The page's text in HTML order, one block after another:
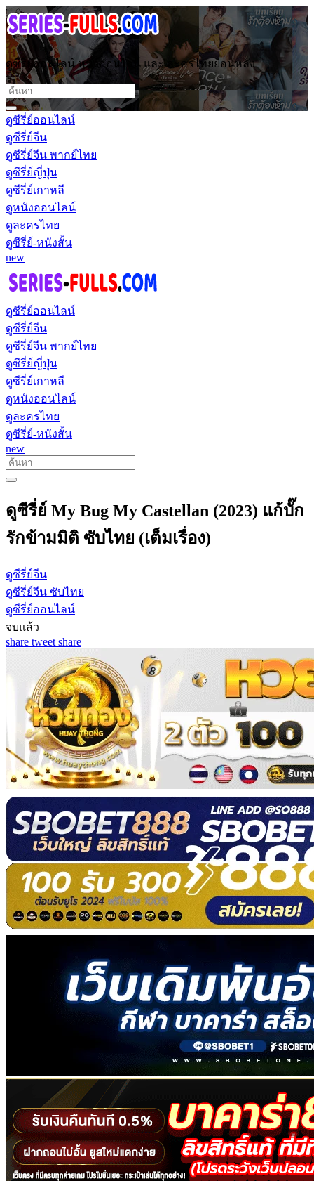
ดูซีรี่ย์ออนไลน์ หนังออนไลน์ และ ละครไทยย้อนหลัง
ดูซีรี่ย์ออนไลน์
ดูซีรี่ย์จีน
ดูซีรี่ย์จีน พากย์ไทย
ดูซีรี่ย์ญี่ปุ่น
ดูซีรี่ย์เกาหลี
ดูหนังออนไลน์
ดูละครไทย
ดูซีรี่ย์-หนังสั้น
new
ดูซีรี่ย์ออนไลน์
ดูซีรี่ย์จีน
ดูซีรี่ย์จีน พากย์ไทย
ดูซีรี่ย์ญี่ปุ่น
ดูซีรี่ย์เกาหลี
ดูหนังออนไลน์
ดูละครไทย
ดูซีรี่ย์-หนังสั้น
new
ดูซีรี่ย์ My Bug My Castellan (2023) แก้บั๊ก
รักข้ามมิติ ซับไทย (เต็มเรื่อง)
ดูซีรี่ย์จีน
ดูซีรี่ย์จีน ซับไทย
ดูซีรี่ย์ออนไลน์
จบแล้ว
share tweet share